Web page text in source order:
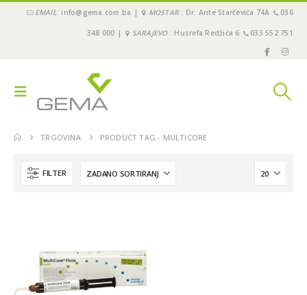
EMAIL: info@gema.com.ba | MOSTAR : Dr. Ante Starčevića 74A 036
348 000 | SARAJEVO: Husrefa Redžića 6 033 552 751
TRGOVINA PRODUCT TAG - MULTICORE
FILTER